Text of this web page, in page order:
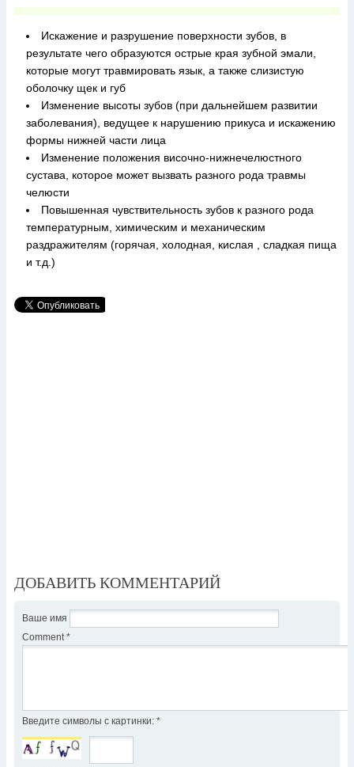
Искажение и разрушение поверхности зубов, в
результате чего образуются острые края зубной эмали,
которые могут травмировать язык, а также слизистую
оболочку щек и губ
Изменение высоты зубов (при дальнейшем развитии
заболевания), ведущее к нарушению прикуса и искажению
формы нижней части лица
Изменение положения височно-нижнечелюстного
сустава, которое может вызвать разного рода травмы
челюсти
Повышенная чувствительность зубов к разного рода
температурным, химическим и механическим
раздражителям (горячая, холодная, кислая , сладкая пища
и т.д.)
ДОБАВИТЬ КОММЕНТАРИЙ
Ваше имя
Comment *
Введите символы с картинки: *